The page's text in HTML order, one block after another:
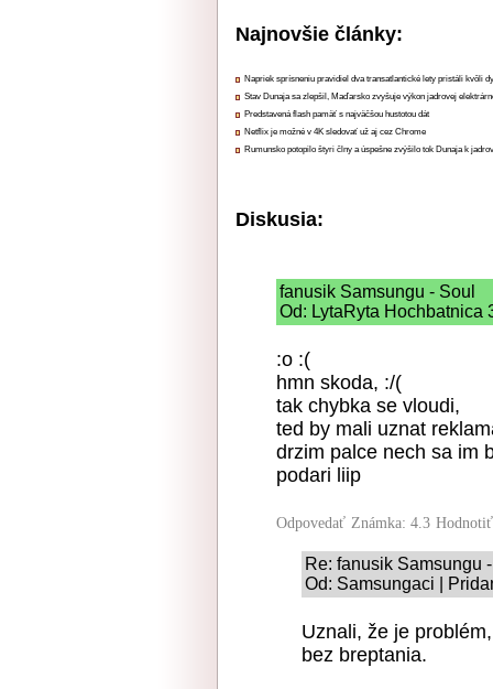
Najnovšie články:
Napriek sprísneniu pravidiel dva transatlantické lety pristáli kvôli
Stav Dunaja sa zlepšil, Maďarsko zvyšuje výkon jadrovej
Predstavená flash pamäť s najväčšou hustotou dát
Netflix je možné v 4K sledovať už aj cez Chrome
Rumunsko potopilo štyri člny a úspešne zvýšilo tok Dunaja k
Diskusia:
fanusik Samsungu - Soul
Od: LytaRyta Hochbatnica
:o :(
hmn skoda, :/(
tak chybka se vloudi,
ted by mali uznat
drzim palce nech sa im
podari liip
Odpovedať Známka: 4.3
Re: fanusik Samsungu
Od: Samsungaci |
Uznali, že je
bez breptania.